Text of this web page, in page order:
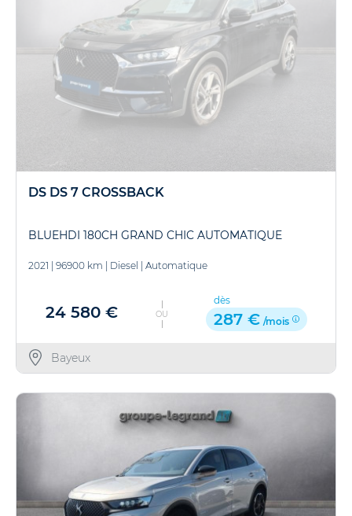
DS DS 7 CROSSBACK
BLUEHDI 180CH GRAND CHIC AUTOMATIQUE
2021 96900 km Diesel Automatique
24 580 € OU
dès
287 € /mois
Bayeux